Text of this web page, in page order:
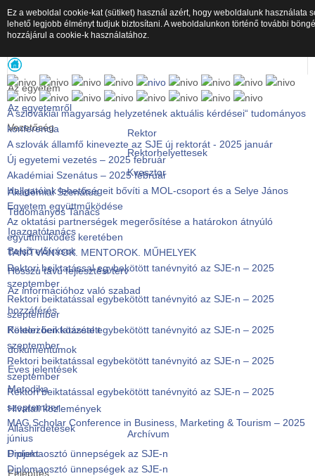
Az egyetem
Az egyetemről
Vezetőség
Rektor
Rektorhelyettesek
Kvesztor
Akadémiai Szenátus
Tudományos Tanács
Igazgatótanács
Belső előírások
Hosszú távú fejlesztési terv
Az információhoz való szabad
hozzáférés
Kötelezően közzétett
dokumentumok
Éves jelentések
Metodika
Hivatali közlemények
Álláshirdetések
Archívum
Projekt
Felépítés
A szlovákiai magyarság helyzetének aktuális kérdései“ tudományos
konferencia
A szlovák államfő kinevezte az SJE új rektorát - 2025 január
Új egyetemi vezetés – 2025 február
Akadémiai Szenátus – 2025 február
Hallgatóink lehetőségeit bővíti a MOL-csoport és a Selye János
Egyetem együttműködése
Az oktatási partnerségek megerősítése a határokon átnyúló
együttműködés keretében
TANÍTVÁNYOK. MENTOROK. MŰHELYEK
Rektori beiktatással egybekötött tanévnyitó az SJE-n – 2025
szeptember
Rektori beiktatással egybekötött tanévnyitó az SJE-n – 2025
szeptember
Rektori beiktatással egybekötött tanévnyitó az SJE-n – 2025
szeptember
Rektori beiktatással egybekötött tanévnyitó az SJE-n – 2025
szeptember
Rektori beiktatással egybekötött tanévnyitó az SJE-n – 2025
szeptember
MAG Scholar Conference in Business, Marketing & Tourism – 2025
június
Diplomaosztó ünnepségek az SJE-n
Diplomaosztó ünnepségek az SJE-n
Ez a weboldal cookie-kat (sütiket) használ azért, hogy weboldalunk használata
lehető legjobb élményt tudjuk biztosítani. A weboldalunkon történő további
hozzájárul a cookie-k használatához.